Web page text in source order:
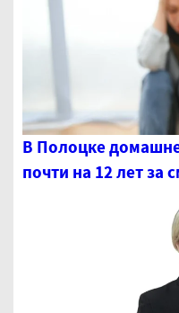
В Полоцке
почти на 12 лет за